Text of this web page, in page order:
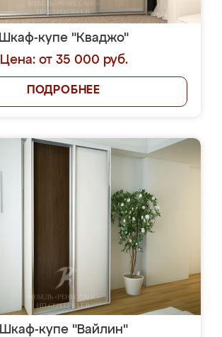
Шкаф-купе "Кваджо"
Цена: от 35 000 руб.
ПОДРОБНЕЕ
Шкаф-купе "Вайлин"